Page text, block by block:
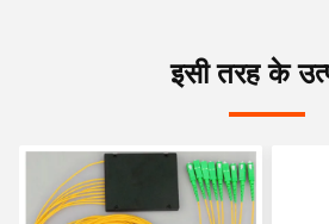
इसी तरह के